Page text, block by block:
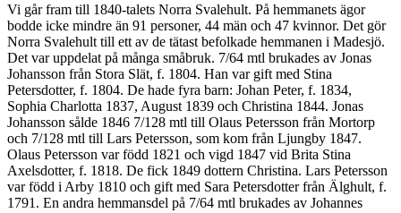
Vi går fram till 1840-talets Norra Svalehult. På hemmanets ägor
bodde icke mindre än 91 personer, 44 män och 47 kvinnor. Det gör
Norra Svalehult till ett av de tätast befolkade hemmanen i Madesjö.
Det var uppdelat på många småbruk. 7/64 mtl brukades av Jonas
Johansson från Stora Slät, f. 1804. Han var gift med Stina
Petersdotter, f. 1804. De hade fyra barn: Johan Peter, f. 1834,
Sophia Charlotta 1837, August 1839 och Christina 1844. Jonas
Johansson sålde 1846 7/128 mtl till Olaus Petersson från Mortorp
och 7/128 mtl till Lars Petersson, som kom från Ljungby 1847.
Olaus Petersson var född 1821 och vigd 1847 vid Brita Stina
Axelsdotter, f. 1818. De fick 1849 dottern Christina. Lars Petersson
var född i Arby 1810 och gift med Sara Petersdotter från Älghult, f.
1791. En andra hemmansdel på 7/64 mtl brukades av Johannes